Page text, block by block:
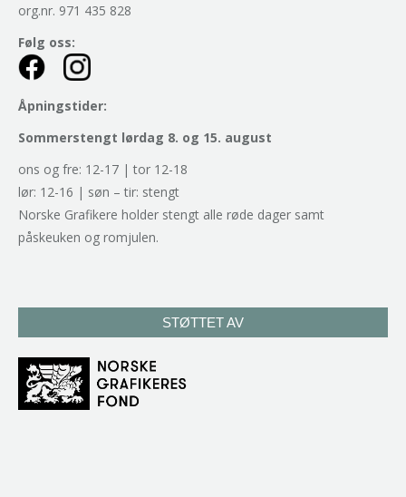
org.nr. 971 435 828
Følg oss:
Åpningstider:
Sommerstengt lørdag 8. og 15. august
ons og fre: 12-17 | tor 12-18
lør: 12-16 | søn – tir: stengt
Norske Grafikere holder stengt alle røde dager samt
påskeuken og romjulen.
STØTTET AV